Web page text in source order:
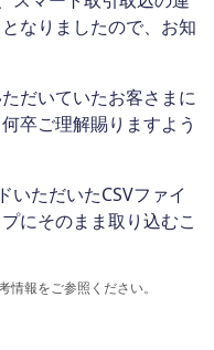
なりましたので、お知
だいていたお客さまに
卒ご理解賜りますよう
いただいたCSVファイ
にそのまま取り込むこ
情報をご参照ください。